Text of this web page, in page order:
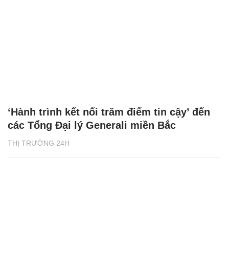
THỊ TRƯỜNG 24H
‘Hành trình kết nối trăm điểm tin cậy’ đến
các Tổng Đại lý Generali miền Bắc